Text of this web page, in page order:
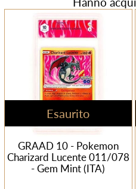
Esaurito
GRAAD 10 - Pokemon
Charizard Lucente 011/078
- Gem Mint (ITA)